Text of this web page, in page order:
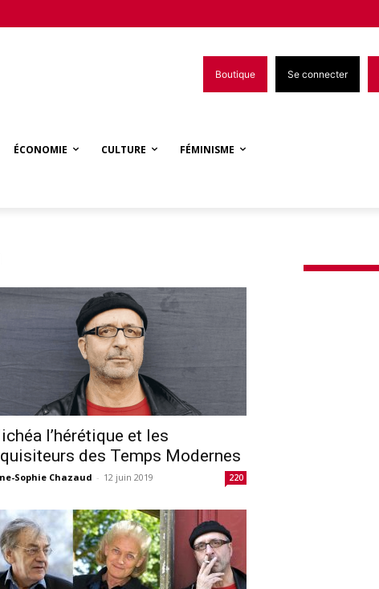
Boutique Se connecter
ÉCONOMIE CULTURE FÉMINISME
l’hérétique et les
des Temps Modernes
Sophie Chazaud - 12 juin 2019 220